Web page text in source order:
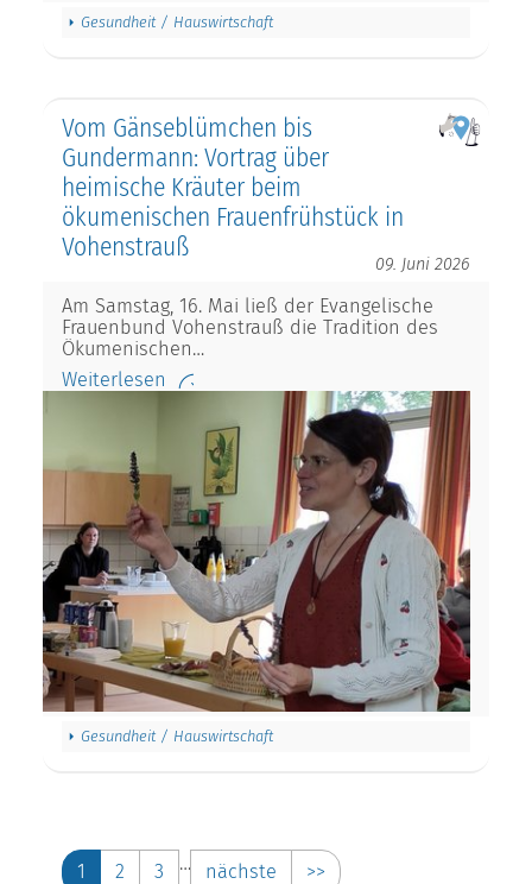
Gesundheit / Hauswirtschaft
Vom Gänseblümchen bis
Gundermann: Vortrag über
heimische Kräuter beim
ökumenischen Frauenfrühstück in
Vohenstrauß
09. Juni 2026
Am Samstag, 16. Mai ließ der Evangelische
Frauenbund Vohenstrauß die Tradition des
Ökumenischen…
Weiterlesen
Gesundheit / Hauswirtschaft
1 2 3 … nächste >>